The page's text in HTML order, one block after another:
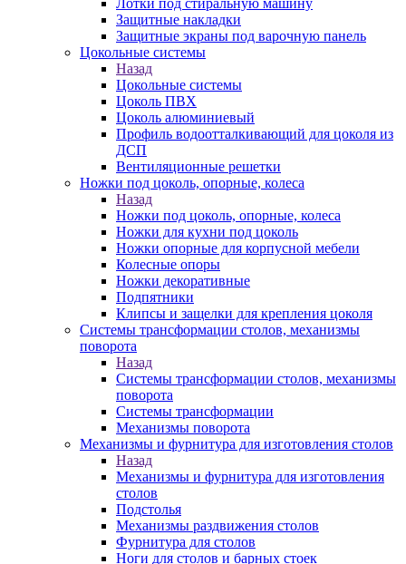
Лотки под стиральную машину
Защитные накладки
Защитные экраны под варочную панель
Цокольные системы
Назад
Цокольные системы
Цоколь ПВХ
Цоколь алюминиевый
Профиль водоотталкивающий для цоколя из
ДСП
Вентиляционные решетки
Ножки под цоколь, опорные, колеса
Назад
Ножки под цоколь, опорные, колеса
Ножки для кухни под цоколь
Ножки опорные для корпусной мебели
Колесные опоры
Ножки декоративные
Подпятники
Клипсы и защелки для крепления цоколя
Системы трансформации столов, механизмы
поворота
Назад
Системы трансформации столов, механизмы
поворота
Системы трансформации
Механизмы поворота
Механизмы и фурнитура для изготовления столов
Назад
Механизмы и фурнитура для изготовления
столов
Подстолья
Механизмы раздвижения столов
Фурнитура для столов
Ноги для столов и барных стоек